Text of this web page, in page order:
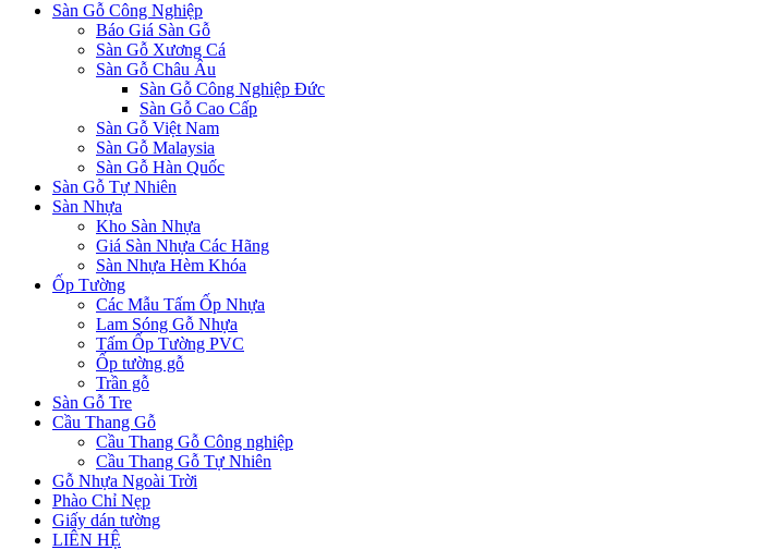
Sàn Gỗ Công Nghiệp
Báo Giá Sàn Gỗ
Sàn Gỗ Xương Cá
Sàn Gỗ Châu Âu
Sàn Gỗ Công Nghiệp Đức
Sàn Gỗ Cao Cấp
Sàn Gỗ Việt Nam
Sàn Gỗ Malaysia
Sàn Gỗ Hàn Quốc
Sàn Gỗ Tự Nhiên
Sàn Nhựa
Kho Sàn Nhựa
Giá Sàn Nhựa Các Hãng
Sàn Nhựa Hèm Khóa
Ốp Tường
Các Mẫu Tấm Ốp Nhựa
Lam Sóng Gỗ Nhựa
Tấm Ốp Tường PVC
Ốp tường gỗ
Trần gỗ
Sàn Gỗ Tre
Cầu Thang Gỗ
Cầu Thang Gỗ Công nghiệp
Cầu Thang Gỗ Tự Nhiên
Gỗ Nhựa Ngoài Trời
Phào Chỉ Nẹp
Giấy dán tường
LIÊN HỆ